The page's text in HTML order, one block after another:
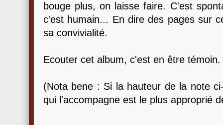
bouge plus, on laisse faire. C'est
c'est humain... En dire des pages sur
sa convivialité.
Ecouter cet album, c'est en être témoin.
(Nota bene : Si la hauteur de la note
qui l'accompagne est le plus approprié